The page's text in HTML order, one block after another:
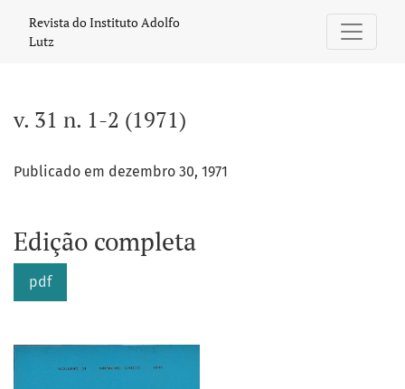
Revista do Instituto Adolfo
Lutz
v. 31 n. 1-2 (1971)
Publicado em dezembro 30, 1971
Edição completa
pdf